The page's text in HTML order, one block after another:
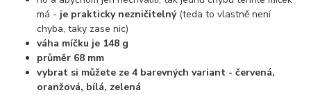
má - je prakticky nezničitelný(teda to vlastně není
chyba, taky zase nic)
váha míčku je 148 g
průměr 68 mm
vybrat si můžete ze 4 barevných variant - červená,
oranžová, bílá, zelená